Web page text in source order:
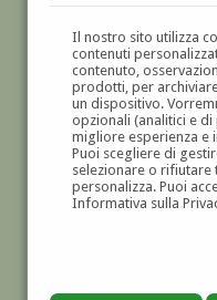
Il nostro sito utilizza
contenuti
contenuto,
prodotti, per
un dispositivo.
opzionali (analitici e
migliore esperienza e
Puoi scegliere di
selezionare o rifiutare
personalizza. Puoi
Informativa sulla
DIPINTI E